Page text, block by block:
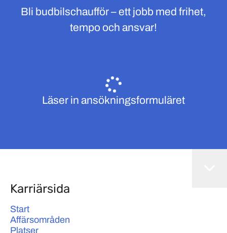
Bli budbilschaufför – ett jobb med frihet,
tempo och ansvar!
Läser in ansökningsformuläret
Karriärsida
Start
Affärsområden
Platser